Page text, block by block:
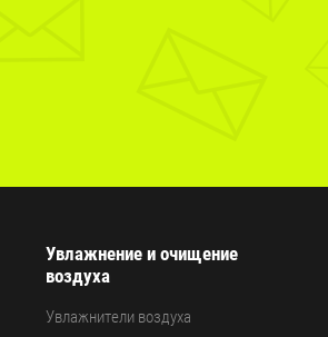
Увлажнение и очищение
воздуха
Увлажнители воздуха